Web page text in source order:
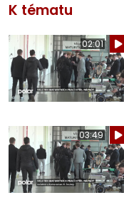
K tématu
02:01
03:49